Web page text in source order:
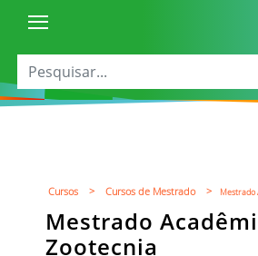
Cursos > Cursos de Mestrado > Mestrado
Mestrado
Zootecnia